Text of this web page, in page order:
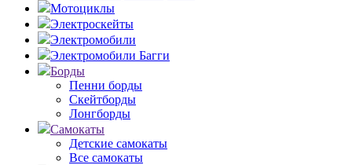
Мотоциклы
Электроскейты
Электромобили
Электромобили Багги
Борды
Пенни борды
Скейтборды
Лонгборды
Самокаты
Детские самокаты
Все самокаты